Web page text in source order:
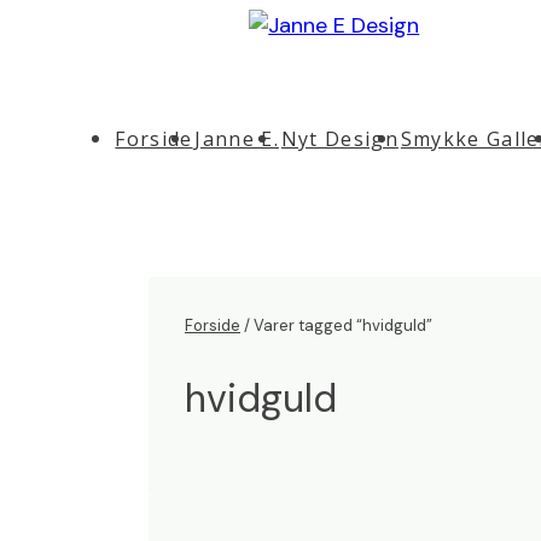
Navigation
Forside Janne E. Nyt DesignSmykke
Forside / Varer tagged “hvidguld”
hvidguld